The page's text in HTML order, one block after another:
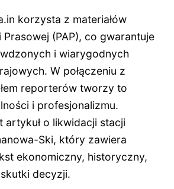
korzysta z materiałów
Prasowej (PAP), co gwarantuje
i wiarygodnych
W połączeniu z
reporterów tworzy to
i profesjonalizmu.
artykuł o likwidacji stacji
Ski, który zawiera
ekonomiczny, historyczny,
decyzji.